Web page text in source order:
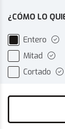
¿CÓMO LO
Entero
Mitad
Cortado